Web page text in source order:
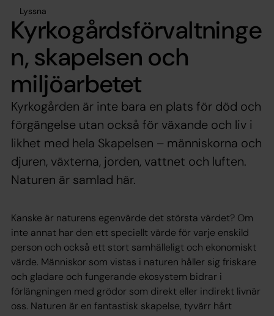
Lyssna
Kyrkogårdsförvaltninge
n, skapelsen och
miljöarbetet
Kyrkogården är inte bara en plats för död och
förgängelse utan också för växande och liv i
likhet med hela Skapelsen – människorna och
djuren, växterna, jorden, vattnet och luften.
Naturen är samlad här.
Kanske är naturens egenvärde det största värdet? Om
inte annat har den ett speciellt värde för varje enskild
person och också ett stort samhälleligt och ekonomiskt
värde. Människor som vistas i naturen håller sig friskare
och gladare och fungerande ekosystem bidrar i
förlängningen med grödor som direkt eller indirekt livnär
oss. Naturen är en fantastisk skapelse, tyvärr hårt